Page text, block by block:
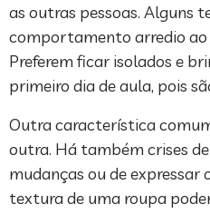
as outras pessoas. Alguns
comportamento arredio ao
Preferem ficar isolados e
primeiro dia de aula, pois
Outra característica
outra. Há também crises
mudanças ou de
textura de uma roupa